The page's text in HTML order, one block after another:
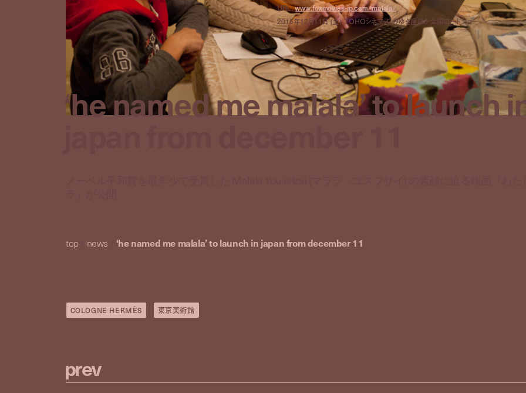
URL:www.foxmovies-jp.com/malala/
2015年12月11日 (金) TOHOシネマズ みゆき座ほか全国ロードショー
‘he named me malala’ to launch
top/ news ‘he named me malala’ to launch in japan from december 11
COLOGNE HERMÈS 東京美術館
prev